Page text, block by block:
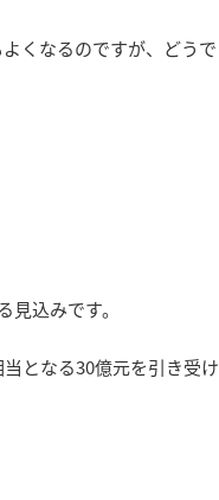
くなるのですが、どうで
込みです。
となる30億元を引き受け